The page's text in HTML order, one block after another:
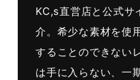
KC,s直営店と公式サ
介。希少な素材を使
することのできない
は手に入らない、一